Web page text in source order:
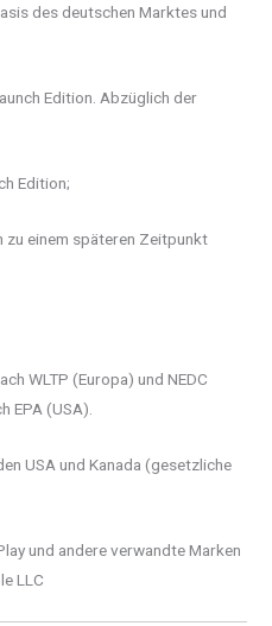
des deutschen Marktes und
Edition. Abzüglich der
Edition;
zu einem späteren Zeitpunkt
WLTP (Europa) und NEDC
EPA (USA).
USA und Kanada (gesetzliche
und andere verwandte Marken
LLC